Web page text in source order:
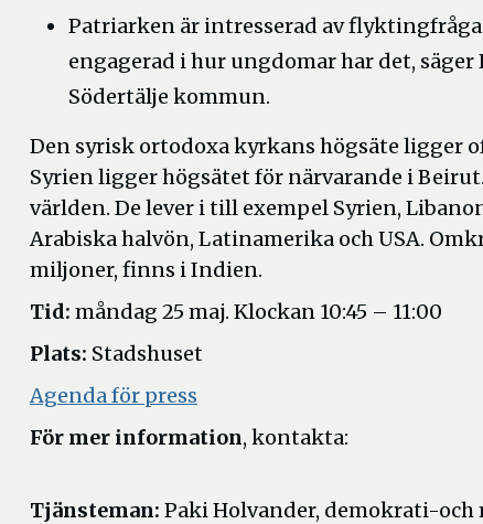
Patriarken är intresserad av
engagerad i hur ungdomar har det,
Södertälje kommun.
Den syrisk ortodoxa kyrkans högsäte ligger
Syrien ligger högsätet för närvarande i
världen. De lever i till exempel Syrien,
Arabiska halvön, Latinamerika och USA.
miljoner, finns i Indien.
Tid: måndag 25 maj. Klockan 10:45 – 11:00
Plats: Stadshuset
Agenda för press
För mer information, kontakta:
Tjänsteman: Paki Holvander, demokrati-